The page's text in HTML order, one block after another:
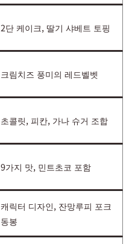
2단 케이크, 딸기 샤베트 토핑
크림치즈 풍미의 레드벨벳
초콜릿, 피칸, 가나 슈거 조합
9가지 맛, 민트초코 포함
캐릭터 디자인, 잔망루피 포크
동봉